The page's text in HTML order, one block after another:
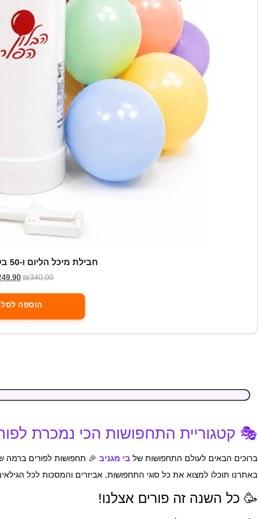
חבילת מיכל הליום ו-50 בלונים צבעוניים
₪340.00
הוספה לסל
🎭 קטגוריית התחפושות הכי נמכרת לפורים
ברוכים הבאים לעולם התחפושות של בי מגניב🎉 תחפושות לפורים ברמה
באתרנו תוכלו למצוא את כל סוגי התחפושות, אביזרים והמסכות לכל
🥳 כל השנה זה פורים אצלנו!